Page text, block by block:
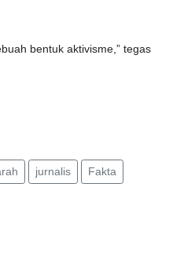
bentuk aktivisme,” tegas
jurnalis Fakta